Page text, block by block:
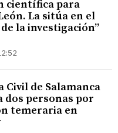
científica para
La sitúa en el
la investigación”
Civil de Salamanca
dos personas por
temeraria en